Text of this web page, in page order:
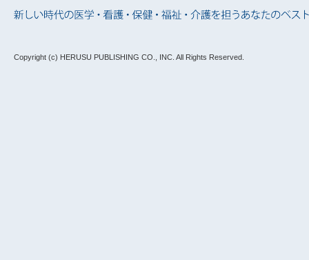
Copyright (c) HERUSU PUBLISHING CO., INC. All Rights Reserved.